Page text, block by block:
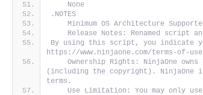
    None
.NOTES
Minimum OS Architecture
Release Notes: Renamed script
By using this script, you indicate
https://www.ninjaone.com/terms-of-
Ownership Rights: NinjaOne owns
(including the copyright).
terms.
Use Limitation: You may only